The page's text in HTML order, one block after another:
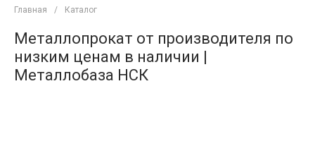
Главная / Каталог
Металлопрокат от производителя по
низким ценам в наличии |
Металлобаза НСК